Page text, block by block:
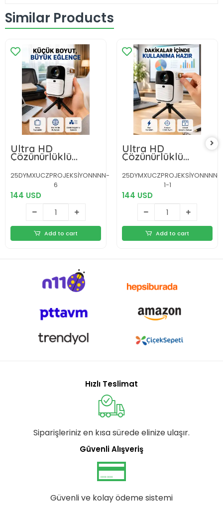
Similar Products
Ultra HD
Çözünürlüklü
Taşınabilir
Projektör –
1920x1080 Piksel
Görüntü Kalitesi
Yeni Nesil
25DYMXUCZPROJEKSİYONNNN-
6
144 USD
Add to cart
Ultra HD
Çözünürlüklü
Taşınabilir
Projektör –
1920x1080 Piksel
Görüntü Kalitesi
Yeni Nesil
25DYMXUCZPROJEKSİYONNNN-
1-1
144 USD
Add to cart
Hızlı Teslimat
Siparişleriniz en kısa sürede elinize ulaşır.
Güvenli Alışveriş
Güvenli ve kolay ödeme sistemi